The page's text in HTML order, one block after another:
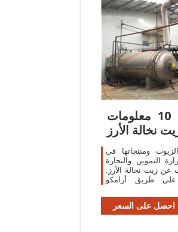
بوابة فيتو | 10 معلومات
نخالة الأرز
ومنتجاتها في
التموين والتجارة
معلومات عن زيت نخالة الأرز.
على طريق أرامكو
.
احصل على السعر